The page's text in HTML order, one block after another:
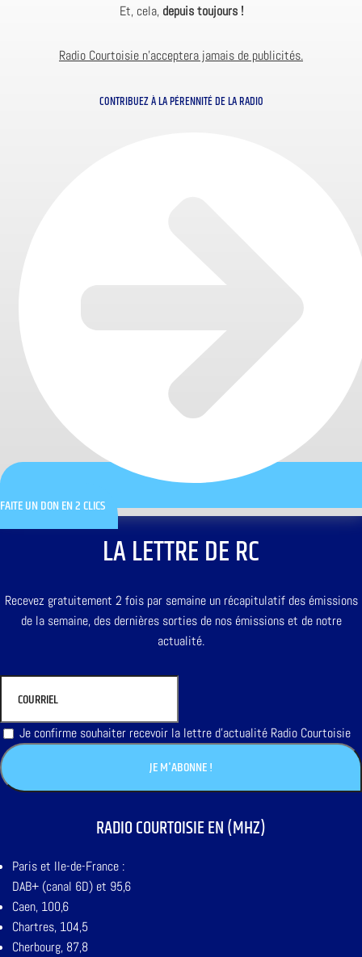
Et, cela, depuis toujours !
Radio Courtoisie n’acceptera jamais de publicités.
CONTRIBUEZ À LA PÉRENNITÉ DE LA RADIO
FAITE UN DON EN 2 CLICS
LA LETTRE DE RC
Recevez gratuitement 2 fois par semaine un récapitulatif des émissions
de la semaine, des dernières sorties de nos émissions et de notre
actualité.
Je confirme souhaiter recevoir la lettre d'actualité Radio Courtoisie
RADIO COURTOISIE EN (MHZ)
Paris et Ile-de-France :
DAB+ (canal 6D) et 95,6
Caen, 100,6
Chartres, 104,5
Cherbourg, 87,8